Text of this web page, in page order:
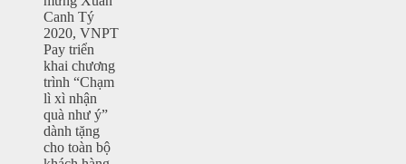
Canh Tý
2020, VNPT
Pay triển
khai chương
trình “Chạm
lì xì nhận
quà như ý”
dành tặng
cho toàn bộ